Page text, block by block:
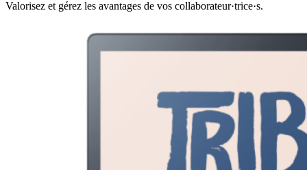
Valorisez et gérez les avantages de vos collaborateur·trice·s.